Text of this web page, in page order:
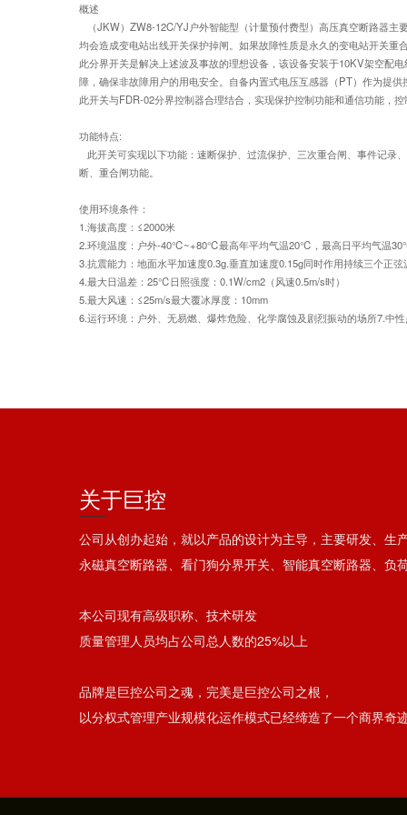
概述
（JKW）ZW8-12C/YJ户外智能型（计量预付费型）高压真空断路器主
均会造成变电站出线开关保护掉闸。如果故障性质是永久的变电站开关
此分界开关是解决上述波及事故的理想设备，该设备安装于10KV架空配
障，确保非故障用户的用电安全。自备内置式电压互感器（PT）作为提
此开关与FDR-02分界控制器合理结合，实现保护控制功能和通信功能，
功能特点:
此开关可实现以下功能：速断保护、过流保护、三次重合闸、事件记录
断、重合闸功能。
使用环境条件：
1.海拔高度：≤2000米
2.环境温度：户外-40℃~+80℃最高年平均气温20℃，最高日平均气温
3.抗震能力：地面水平加速度0.3g.垂直加速度0.15g同时作用持续三个正弦
4.最大日温差：25℃日照强度：0.1W/cm2（风速0.5m/s时）
5.最大风速：≤25m/s最大覆冰厚度：10mm
6.运行环境：户外、无易燃、爆炸危险、化学腐蚀及剧烈振动的场所7.中
关于巨控
公司从创办起始，就以产品的设计为主导，主要研发、生
永磁真空断路器、看门狗分界开关、智能真空断路器、负
本公司现有高级职称、技术研发
质量管理人员均占公司总人数的25%以上
品牌是巨控公司之魂，完美是巨控公司之根，
以分权式管理产业规模化运作模式已经缔造了一个商界奇